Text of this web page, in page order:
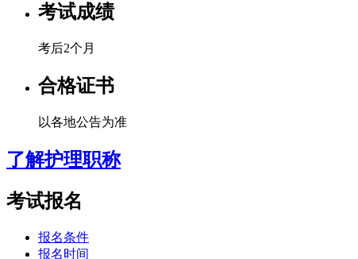
考试成绩
考后2个月
合格证书
以各地公告为准
了解护理职称
考试报名
报名条件
报名时间